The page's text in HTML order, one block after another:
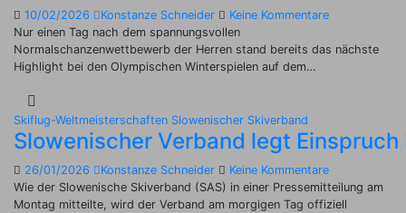
10/02/2026 Konstanze Schneider
Keine Kommentare
Nur einen Tag nach dem spannungsvollen
Normalschanzenwettbewerb der Herren stand bereits das nächste
Highlight bei den Olympischen Winterspielen auf dem…
Skiflug-Weltmeisterschaften Slowenischer Skiverband
Slowenischer Verband legt
26/01/2026 Konstanze Schneider
Keine Kommentare
Wie der Slowenische Skiverband (SAS) in einer Pressemitteilung am
Montag mitteilte, wird der Verband am morgigen Tag offiziell